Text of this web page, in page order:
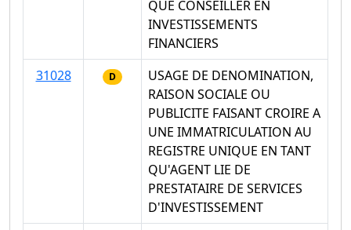
QUE CONSEILLER EN
INVESTISSEMENTS
FINANCIERS
31028
D
USAGE DE DENOMINATION,
RAISON SOCIALE OU
PUBLICITE FAISANT CROIRE A
UNE IMMATRICULATION AU
REGISTRE UNIQUE EN TANT
QU'AGENT LIE DE
PRESTATAIRE DE SERVICES
D'INVESTISSEMENT